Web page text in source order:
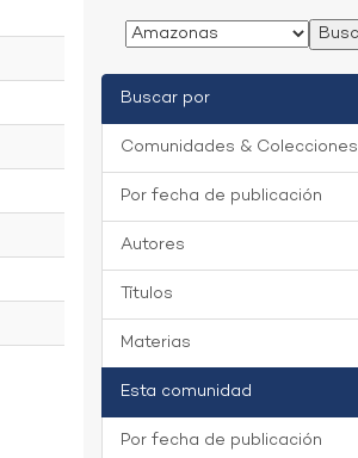
Buscar por
Comunidades & Colecciones
Por fecha de publicación
Autores
Títulos
Materias
Esta comunidad
Por fecha de publicación